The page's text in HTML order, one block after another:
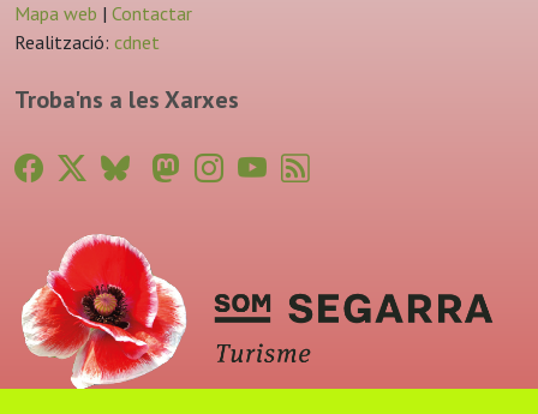
Mapa web | Contactar
Realització: cdnet
Troba'ns a les Xarxes